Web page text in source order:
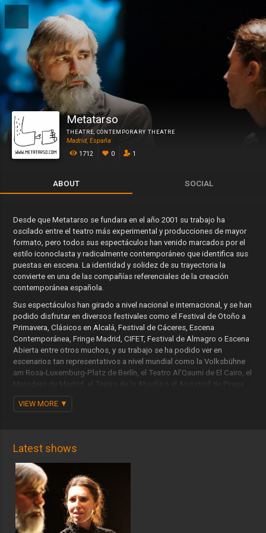
Metatarso
THEATRE, CONTEMPORARY THEATRE
Madrid, España
1712
0 1
ABOUT SOCIAL
Desde que Metatarso se fundara en el año 2001 su trabajo ha
oscilado entre el teatro más experimental y producciones de mayor
formato, pero todos sus espectáculos han venido marcados por el
estilo iconoclasta y radicalmente contemporáneo que identifica sus
puestas en escena. La identidad y solidez de su trayectoria la
convierte en una de las compañías referenciales de la creación
contemporánea española.
Sus espectáculos han girado a nivel nacional e internacional, y se han
podido disfrutar en diversos festivales como el Festival de Otoño a
Primavera, Clásicos en Alcalá, Festival de Cáceres, Escena
Contemporánea, Fringe Madrid, CIFET, Festival de Almagro o Escena
Abierta entre otros muchos, y su trabajo se ha podido ver en
escenarios tan representativos a nivel mundial como la Volksbühne
am Rosa-Luxemburg-Platz de Berlín, el Teatro Al’Qaumi de El Cairo, el
Matadero de Madrid, el Teatro de la Abadía o el Apostrof de Praga
Morfología de la Soledad, escritas y dirigidas por Darío Facal, junto
Heiner Müller, Caryl Churchill o Jean-Luc Lagarce, y adaptaciones de
clásicos como Las Amistades Peligrosas de Choderlos de Laclos,
Sueño de una Noche de Verano de William Shakespeare o Amor de
Don Perlimplín con Belisa en su jardín de Federico García Lorca.
El trabajo de Metatarso se caracteriza por la profundidad intelectual
VIEW MORE
Latest shows